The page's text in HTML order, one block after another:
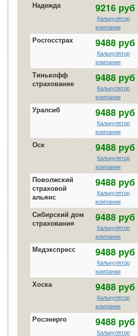
Надежда 9216 руб
Калькулятор
компании
Росгосстрах 9488 руб
Калькулятор
компании
Тинькофф
страхование
9488 руб
Калькулятор
компании
Уралсиб 9488 руб
Калькулятор
компании
Оск 9488 руб
Калькулятор
компании
Поволжский
страховой
альянс
9488 руб
Калькулятор
компании
Сибирский дом
страхования
9488 руб
Калькулятор
компании
Медэкспресс 9488 руб
Калькулятор
компании
Хоска 9488 руб
Калькулятор
компании
Росэнерго 9488 руб
Калькулятор